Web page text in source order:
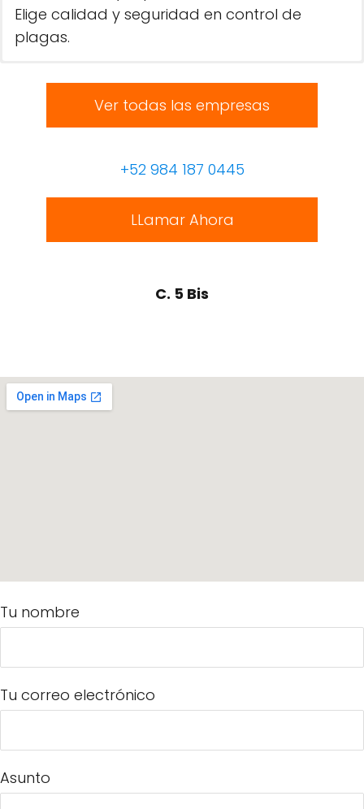
Elige calidad y seguridad en control de
plagas.
Ver todas las empresas
+52 984 187 0445
LLamar Ahora
C. 5 Bis
Tu nombre
Tu correo electrónico
Asunto